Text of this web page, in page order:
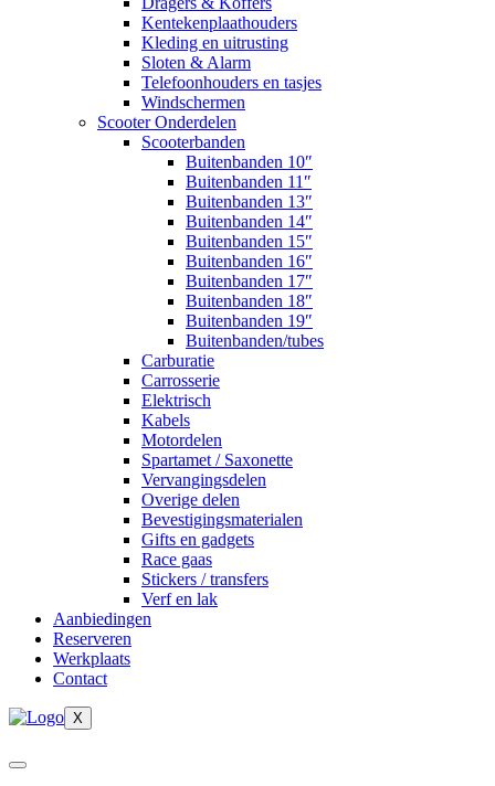
Kentekenplaathouders
Kleding en uitrusting
Sloten & Alarm
Telefoonhouders en tasjes
Windschermen
Scooter Onderdelen
Scooterbanden
Buitenbanden 10″
Buitenbanden 11″
Buitenbanden 13″
Buitenbanden 14″
Buitenbanden 15″
Buitenbanden 16″
Buitenbanden 17″
Buitenbanden 18″
Buitenbanden 19″
Buitenbanden/tubes
Carburatie
Carrosserie
Elektrisch
Kabels
Motordelen
Spartamet / Saxonette
Vervangingsdelen
Overige delen
Bevestigingsmaterialen
Gifts en gadgets
Race gaas
Stickers / transfers
Verf en lak
Aanbiedingen
Reserveren
Werkplaats
Contact
X